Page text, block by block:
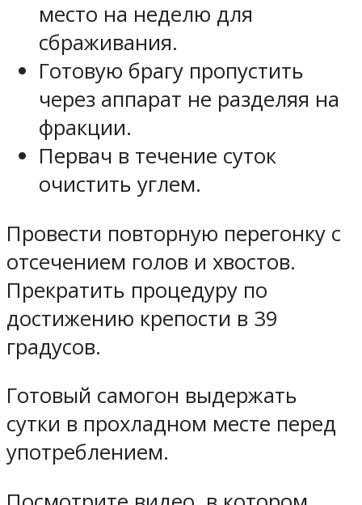
место на неделю для
сбраживания.
Готовую брагу пропустить
через аппарат не разделяя на
фракции.
Первач в течение суток
очистить углем.
Провести повторную перегонку с
отсечением голов и хвостов.
Прекратить процедуру по
достижению крепости в 39
градусов.
Готовый самогон выдержать
сутки в прохладном месте перед
употреблением.